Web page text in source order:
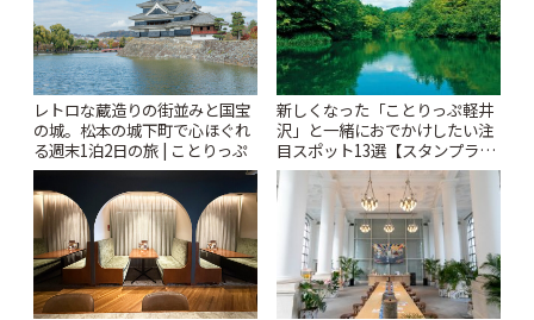
レトロな蔵造りの街並みと国宝
の城。松本の城下町で心ほぐれ
る週末1泊2日の旅 | ことりっぷ
新しくなった「ことりっぷ軽井
沢」と一緒におでかけしたい注
目スポット13選【スタンプラリ
ー開催中】 | ことりっぷ